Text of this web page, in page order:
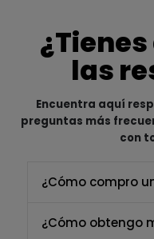
las
Encuentra aquí
preguntas más
con
¿Cómo compro
¿Cómo obtengo